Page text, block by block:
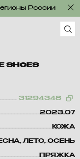
России
SHOES
31294348
2023.07
КОЖА
ЛЕТО, ОСЕНЬ
ПРЯЖКА